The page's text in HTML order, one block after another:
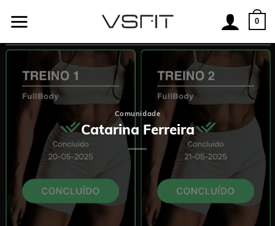
0
Comunidade
Catarina Ferreira